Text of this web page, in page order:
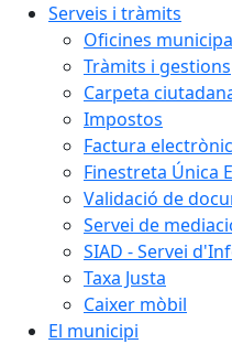
Serveis i tràmits
Oficines
Tràmits i gestions
Carpeta
Impostos
Factura
Finestreta Única
Validació de
Servei de
SIAD - Servei
Taxa Justa
Caixer mòbil
El municipi